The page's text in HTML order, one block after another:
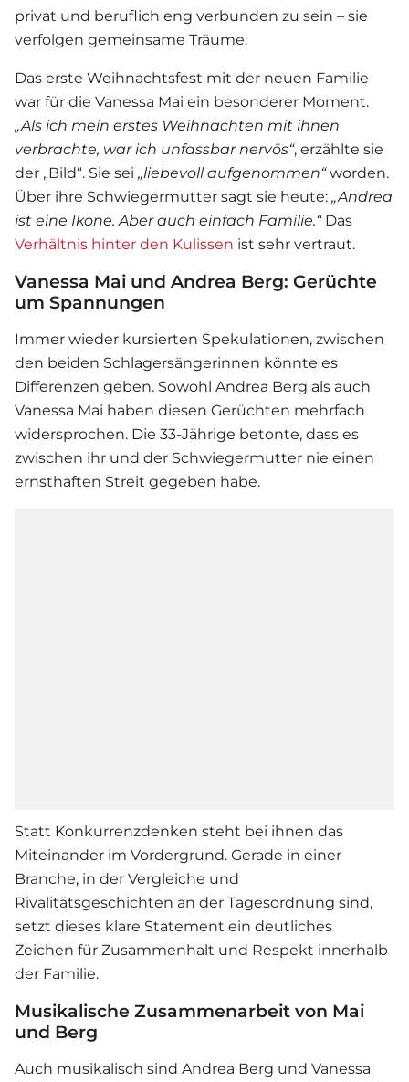
privat und beruflich eng verbunden zu sein – sie
verfolgen gemeinsame Träume.
Das erste Weihnachtsfest mit der neuen Familie
war für die Vanessa Mai ein besonderer Moment.
„Als ich mein erstes Weihnachten mit ihnen
verbrachte, war ich unfassbar nervös“, erzählte sie
der „Bild“. Sie sei „liebevoll aufgenommen“worden.
Über ihre Schwiegermutter sagt sie heute: „Andrea
ist eine Ikone. Aber auch einfach Familie.“Das
Verhältnis hinter den Kulissen ist sehr vertraut.
Vanessa Mai und Andrea Berg: Gerüchte
um Spannungen
Immer wieder kursierten Spekulationen, zwischen
den beiden Schlagersängerinnen könnte es
Differenzen geben. Sowohl Andrea Berg als auch
Vanessa Mai haben diesen Gerüchten mehrfach
widersprochen. Die 33-Jährige betonte, dass es
zwischen ihr und der Schwiegermutter nie einen
ernsthaften Streit gegeben habe.
Statt Konkurrenzdenken steht bei ihnen das
Miteinander im Vordergrund. Gerade in einer
Branche, in der Vergleiche und
Rivalitätsgeschichten an der Tagesordnung sind,
setzt dieses klare Statement ein deutliches
Zeichen für Zusammenhalt und Respekt innerhalb
der Familie.
Musikalische Zusammenarbeit von Mai
und Berg
Auch musikalisch sind Andrea Berg und Vanessa